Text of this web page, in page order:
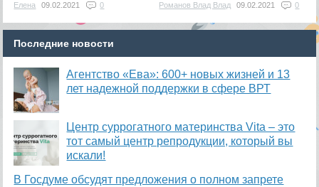
Елена 09.02.2021 0 Романов Влад Влад 09.02.2021 0
Последние новости
Агентство «Ева»: 600+ новых жизней и 13
лет надежной поддержки в сфере ВРТ
​Центр суррогатного материнства Vita – это
тот самый центр репродукции, который вы
искали!
В Госдуме обсудят предложения о полном запрете